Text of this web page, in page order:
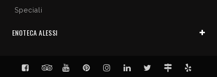
Speciali
ENOTECA ALESSI